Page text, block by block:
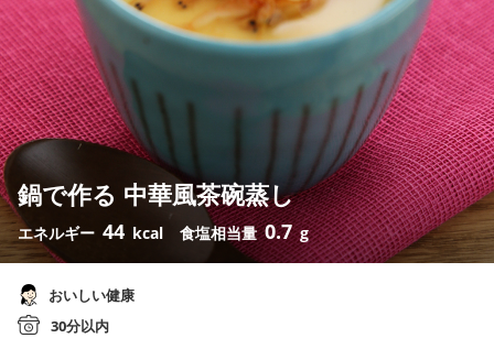
鍋で作る 中華風茶碗蒸し
エネルギー 44 kcal 食塩相当量0.7 g
おいしい健康
30分以内